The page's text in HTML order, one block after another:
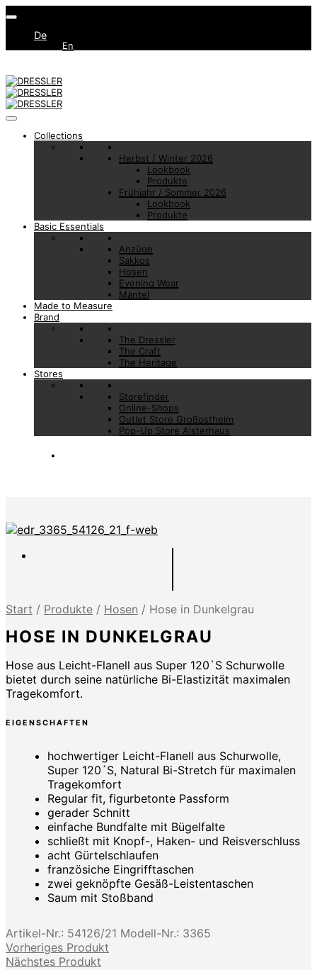
De
En
Collections
Herbst / Winter 2026
Lookbook
Produkte
Frühjahr / Sommer 2026
Lookbook
Produkte
Basic Essentials
Anzüge
Sakkos
Hosen
Evening Wear
Mäntel
Made to Measure
Brand
The Dressler
The Craft
The Heritage
Stores
Storefinder
Online-Shops
Outlet Store Großostheim
Pop-Up Store Alsterhaus
Start / Produkte / Hosen / Hose in Dunkelgrau
HOSE IN DUNKELGRAU
Hose aus Leicht-Flanell aus Super 120`S Schurwolle
bietet durch seine natürliche Bi-Elastizität maximalen
Tragekomfort.
EIGENSCHAFTEN
hochwertiger Leicht-Flanell aus Schurwolle,
Super 120´S, Natural Bi-Stretch für maximalen
Tragekomfort
Regular fit, figurbetonte Passform
gerader Schnitt
einfache Bundfalte mit Bügelfalte
schließt mit Knopf-, Haken- und Reisverschluss
acht Gürtelschlaufen
französiche Eingrifftaschen
zwei geknöpfte Gesäß-Leistentaschen
Saum mit Stoßband
Artikel-Nr.: 54126/21 Modell-Nr.: 3365
Vorheriges Produkt
Nächstes Produkt